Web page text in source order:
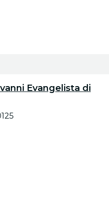
Evangelista di